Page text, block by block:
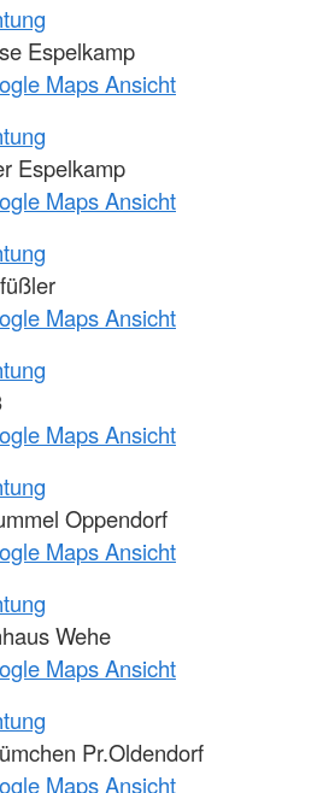
Espelkamp
Maps Ansicht
Espelkamp
Maps Ansicht
Maps Ansicht
Maps Ansicht
Oppendorf
Maps Ansicht
Wehe
Maps Ansicht
Pr.Oldendorf
Maps Ansicht